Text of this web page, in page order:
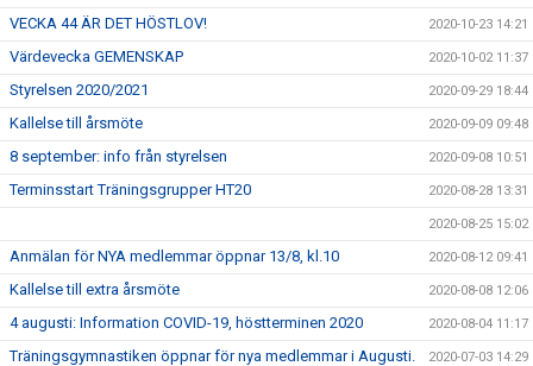
VECKA 44 ÄR DET HÖSTLOV! 2020-10-23 14:21
Värdevecka GEMENSKAP 2020-10-02 11:37
Styrelsen 2020/2021 2020-09-29 18:44
Kallelse till årsmöte 2020-09-09 09:48
8 september: info från styrelsen 2020-09-08 10:51
Terminsstart Träningsgrupper HT20 2020-08-28 13:31
2020-08-25 15:02
Anmälan för NYA medlemmar öppnar 13/8, kl.10 2020-08-12 09:41
Kallelse till extra årsmöte 2020-08-08 12:06
4 augusti: Information COVID-19, höstterminen 2020 2020-08-04 11:17
Träningsgymnastiken öppnar för nya medlemmar i Augusti. 2020-07-03 14:29